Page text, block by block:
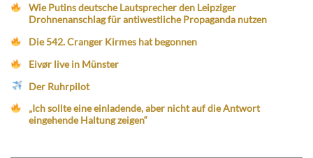
Wie Putins deutsche Lautsprecher den Leipziger
Drohnenanschlag für antiwestliche Propaganda nutzen
Die 542. Cranger Kirmes hat begonnen
Eivør live in Münster
Der Ruhrpilot
„Ich sollte eine einladende, aber nicht auf die Antwort
eingehende Haltung zeigen“